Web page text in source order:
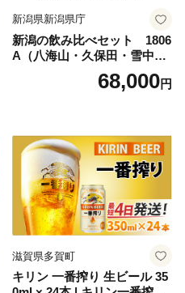
新潟県新潟県庁
新潟の飲み比べセット 1806
A（八海山・久保田・雪中
梅・越乃寒梅・かたふね・千
68,000円
滋賀県多賀町
キリン 一番搾り 生ビール 35